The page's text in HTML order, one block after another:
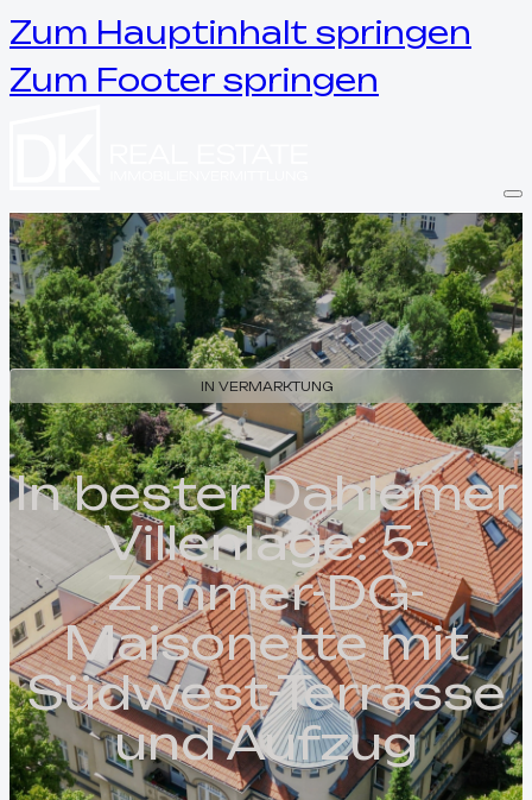
Zum Hauptinhalt springen
Zum Footer springen
IN VERMARKTUNG
In bester Dahlemer
Villenlage: 5-
Zimmer-DG-
Maisonette mit
Südwest-Terrasse
und Aufzug